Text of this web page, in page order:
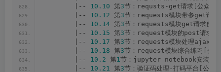
        |--
10.10 第3节：requsts-get请求 公众号
        |--
10.12 第3节：requests模块带参get请求
        |--
10.14 第3节：requests模块get请求自定
        |--
10.15 第3节：request模块的post请求
        |--
10.17 第3节：requests模块处理ajax的
        |--
10.18 第3节：request模块综合练习
公
        |--
10.2 第1节：jupyter notebook安装介
        |--
10.21 第3节：验证码处理-打码平台
公众